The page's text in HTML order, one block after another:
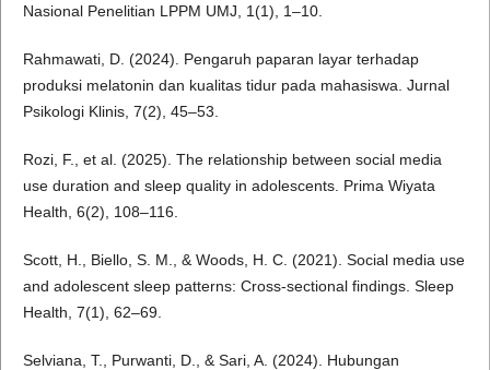
Nasional Penelitian LPPM UMJ, 1(1), 1–10.
Rahmawati, D. (2024). Pengaruh paparan layar terhadap
produksi melatonin dan kualitas tidur pada mahasiswa. Jurnal
Psikologi Klinis, 7(2), 45–53.
Rozi, F., et al. (2025). The relationship between social media
use duration and sleep quality in adolescents. Prima Wiyata
Health, 6(2), 108–116.
Scott, H., Biello, S. M., & Woods, H. C. (2021). Social media use
and adolescent sleep patterns: Cross-sectional findings. Sleep
Health, 7(1), 62–69.
Selviana, T., Purwanti, D., & Sari, A. (2024). Hubungan